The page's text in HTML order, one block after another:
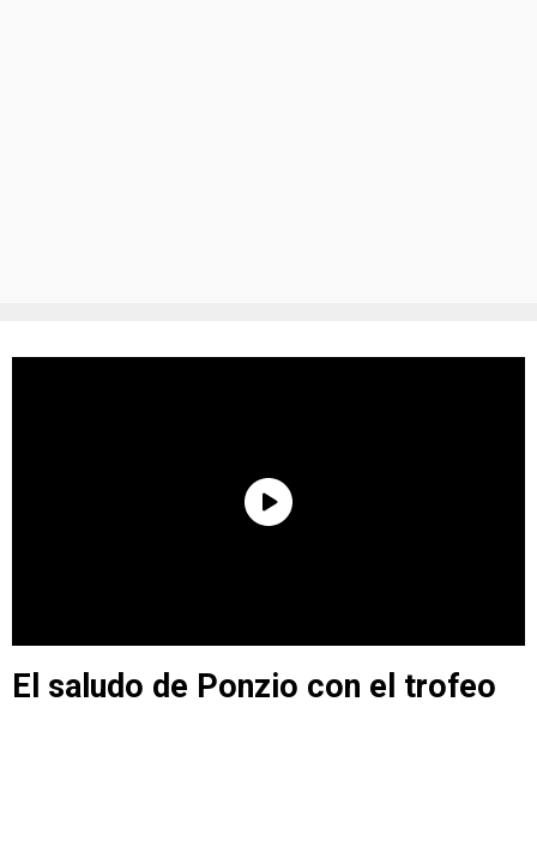
El saludo de Ponzio con el trofeo